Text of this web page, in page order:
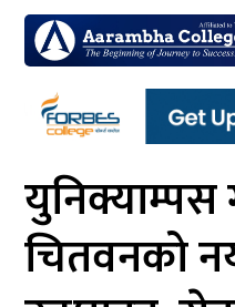
चितवन
सेरोफेरो
समाचार
आर्थिक
मनोरञ्जन
चितवनको